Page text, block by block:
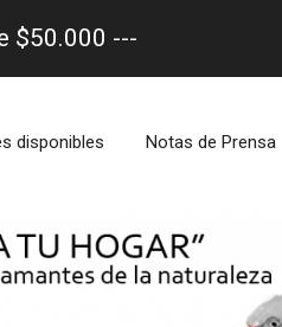
disponibles Notas de Prensa
$50.000 ---